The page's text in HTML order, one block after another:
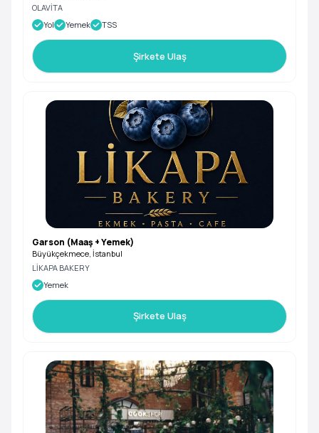
OLAVİTA
Yol
Yemek TSS
Şirkete Ulaş
Garson (Maaş + Yemek)
Büyükçekmece, İstanbul
LİKAPA BAKERY
Yemek
Şirkete Ulaş